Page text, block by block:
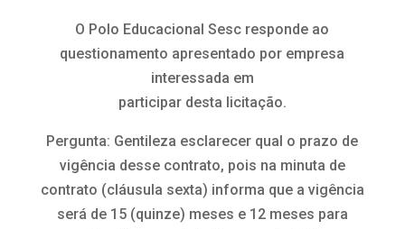
O Polo Educacional Sesc responde ao
questionamento apresentado por empresa
interessada em
participar desta licitação.
Pergunta: Gentileza esclarecer qual o prazo de
vigência desse contrato, pois na minuta de
contrato (cláusula sexta) informa que a vigência
será de 15 (quinze) meses e 12 meses para